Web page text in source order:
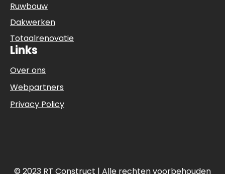
Ruwbouw
Dakwerken
Totaalrenovatie
Links
Over ons
Webpartners
Privacy Policy
© 2023 RT Construct | Alle rechten voorbehouden